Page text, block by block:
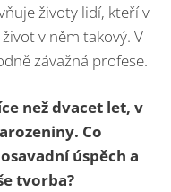
životy lidí, kteří v
v něm takový. V
závažná profese.
než dvacet let, v
Co
úspěch a
tvorba?